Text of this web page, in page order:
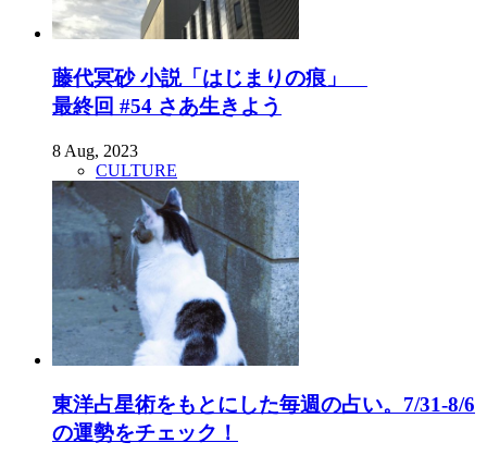
藤代冥砂 小説「はじまりの痕」
最終回 #54 さあ生きよう
8 Aug, 2023
CULTURE
東洋占星術をもとにした毎週の占い。7/31-8/6
の運勢をチェック！